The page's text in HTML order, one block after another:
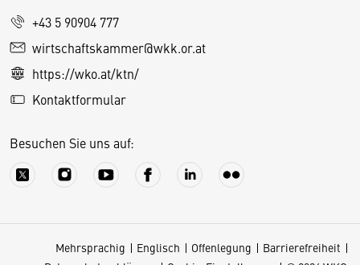
+43 5 90904 777
wirtschaftskammer@wkk.or.at
https://wko.at/ktn/
Kontaktformular
Besuchen Sie uns auf:
Mehrsprachig Englisch Offenlegung
Barrierefreiheit
D
e
s
S
e